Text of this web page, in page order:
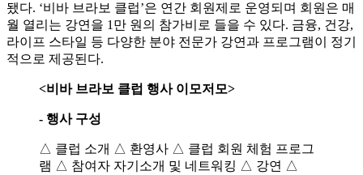
됐다. ‘비바 브라보 클럽’은 연간 회원제로 운영되며 회원은 매
월 열리는 강연을 1만 원의 참가비로 들을 수 있다. 금융, 건강,
라이프 스타일 등 다양한 분야 전문가 강연과 프로그램이 정기
적으로 제공된다.
<비바 브라보 클럽 행사 이모저모>
- 행사 구성
△ 클럽 소개 △ 환영사 △ 클럽 회원 체험 프로그
램 △ 참여자 자기소개 및 네트워킹 △ 강연 △